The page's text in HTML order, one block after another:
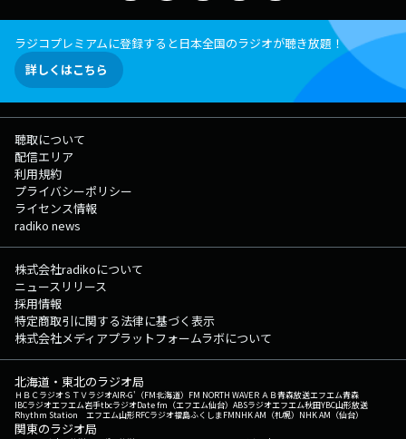
ラジコプレミアムに登録すると日本全国のラジオが聴き放題！
詳しくはこちら
聴取について
配信エリア
利用規約
プライバシーポリシー
ライセンス情報
radiko news
株式会社radikoについて
ニュースリリース
採用情報
特定商取引に関する法律に基づく表示
株式会社メディアプラットフォームラボについて
北海道・東北のラジオ局
ＨＢＣラジオＳＴＶラジオAIR-G'（FM北海道） FM NORTH WAVEＲＡＢ青森放送エフエム青森
IBCラジオエフエム岩手tbcラジオDate fm（エフエム仙台） ABSラジオエフエム秋田YBC山形放送
Rhythm Station エフエム山形RFCラジオ福島ふくしまFMNHK AM（札幌） NHK AM（仙台）
関東のラジオ局